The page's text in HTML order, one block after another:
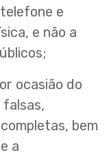
e
e não a
ocasião do
bem
a